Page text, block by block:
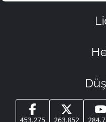
453.275 263.852